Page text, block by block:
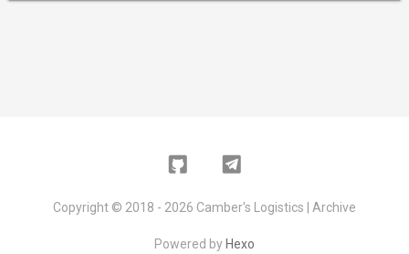
Github Telegram
Copyright © 2018 - 2026 Camber's Logistics | Archive
Powered by Hexo